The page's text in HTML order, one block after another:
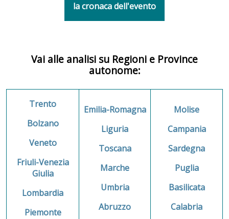
la cronaca dell'evento
Vai alle analisi su Regioni e Province
autonome:
Trento
Bolzano
Veneto
Friuli-Venezia
Giulia
Lombardia
Piemonte
Emilia-Romagna
Liguria
Toscana
Marche
Umbria
Abruzzo
Molise
Campania
Sardegna
Puglia
Basilicata
Calabria